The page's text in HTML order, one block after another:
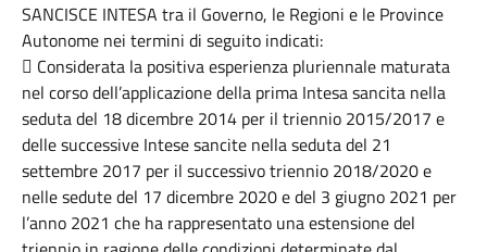
SANCISCE INTESA tra il Governo, le Regioni e le Province
Autonome nei termini di seguito indicati:
 Considerata la positiva esperienza pluriennale maturata
nel corso dell’applicazione della prima Intesa sancita nella
seduta del 18 dicembre 2014 per il triennio 2015/2017 e
delle successive Intese sancite nella seduta del 21
settembre 2017 per il successivo triennio 2018/2020 e
nelle sedute del 17 dicembre 2020 e del 3 giugno 2021 per
l’anno 2021 che ha rappresentato una estensione del